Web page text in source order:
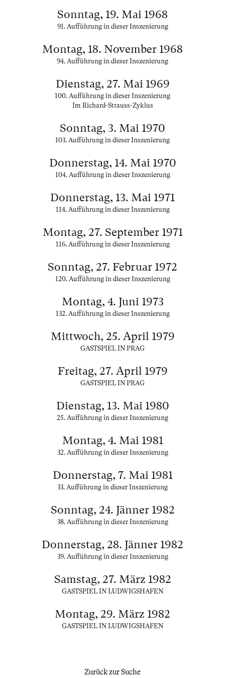
Sonntag, 19. Mai 1968
91. Aufführung in dieser Inszenierung
Montag, 18. November 1968
94. Aufführung in dieser Inszenierung
Dienstag, 27. Mai 1969
100. Aufführung in dieser Inszenierung
Im Richard-Strauss-Zyklus
Sonntag, 3. Mai 1970
103. Aufführung in dieser Inszenierung
Donnerstag, 14. Mai 1970
104. Aufführung in dieser Inszenierung
Donnerstag, 13. Mai 1971
114. Aufführung in dieser Inszenierung
Montag, 27. September 1971
116. Aufführung in dieser Inszenierung
Sonntag, 27. Februar 1972
120. Aufführung in dieser Inszenierung
Montag, 4. Juni 1973
132. Aufführung in dieser Inszenierung
Mittwoch, 25. April 1979
GASTSPIEL IN PRAG
Freitag, 27. April 1979
GASTSPIEL IN PRAG
Dienstag, 13. Mai 1980
25. Aufführung in dieser Inszenierung
Montag, 4. Mai 1981
32. Aufführung in dieser Inszenierung
Donnerstag, 7. Mai 1981
33. Aufführung in dieser Inszenierung
Sonntag, 24. Jänner 1982
38. Aufführung in dieser Inszenierung
Donnerstag, 28. Jänner 1982
39. Aufführung in dieser Inszenierung
Samstag, 27. März 1982
GASTSPIEL IN LUDWIGSHAFEN
Montag, 29. März 1982
GASTSPIEL IN LUDWIGSHAFEN
Zurück zur Suche